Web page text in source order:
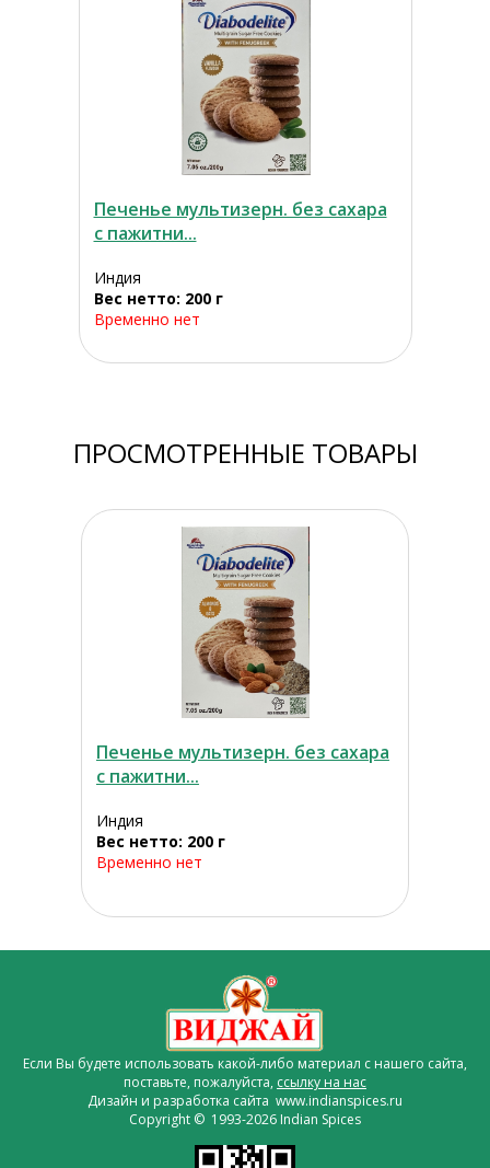
Печенье мультизерн. без сахара
с пажитни...
Индия
Вес нетто: 200 г
Временно нет
ПРОСМОТРЕННЫЕ ТОВАРЫ
Печенье мультизерн. без сахара
с пажитни...
Индия
Вес нетто: 200 г
Временно нет
Если Вы будете использовать какой-либо материал с нашего сайта,
поставьте, пожалуйста, ссылку на нас
Дизайн и разработка сайта www.indianspices.ru
Copyright © 1993-2026 Indian Spices